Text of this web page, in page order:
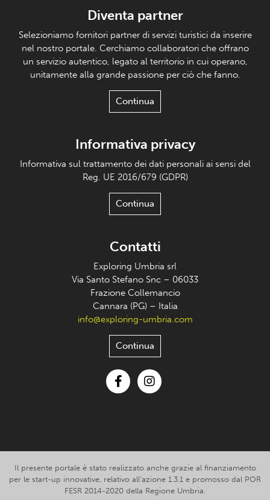
Diventa partner
Selezioniamo fornitori partner di servizi turistici da inserire
nel nostro portale. Cerchiamo collaboratori che offrano
un servizio autentico, legato al territorio in cui operano,
unitamente alla grande passione per ciò che fanno.
Continua
Informativa privacy
Informativa sul trattamento dei dati personali ai sensi del
Reg. UE 2016/679 (GDPR)
Continua
Contatti
Exploring Umbria srl
Via Santo Stefano Snc – 06033
Frazione Collemancio
Cannara (PG) – Italia
info@exploring-umbria.com
Continua
Il presente portale è stato realizzato anche grazie al finanziamento
per le start-up innovative, relativo all’azione 1.3.1 e promosso dal POR
FESR 2014-2020 della Regione Umbria.